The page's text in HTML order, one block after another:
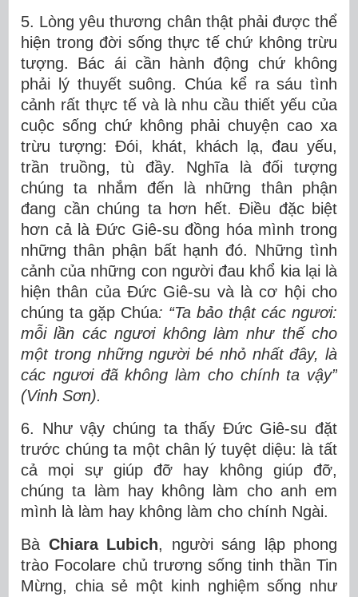
5. Lòng yêu thương chân thật phải được thể
hiện trong đời sống thực tế chứ không trừu
tượng. Bác ái cần hành động chứ không
phải lý thuyết suông. Chúa kể ra sáu tình
cảnh rất thực tế và là nhu cầu thiết yếu của
cuộc sống chứ không phải chuyện cao xa
trừu tượng: Đói, khát, khách lạ, đau yếu,
trần truồng, tù đầy. Nghĩa là đối tượng
chúng ta nhắm đến là những thân phận
đang cần chúng ta hơn hết. Điều đặc biệt
hơn cả là Đức Giê-su đồng hóa mình trong
những thân phận bất hạnh đó. Những tình
cảnh của những con người đau khổ kia lại là
hiện thân của Đức Giê-su và là cơ hội cho
chúng ta gặp Chúa: “Ta bảo thật các ngươi:
mỗi lần các ngươi không làm như thế cho
một trong những người bé nhỏ nhất đây, là
các ngươi đã không làm cho chính ta vậy”
(Vinh Sơn).
6. Như vậy chúng ta thấy Đức Giê-su đặt
trước chúng ta một chân lý tuyệt diệu: là tất
cả mọi sự giúp đỡ hay không giúp đỡ,
chúng ta làm hay không làm cho anh em
mình là làm hay không làm cho chính Ngài.
Bà Chiara Lubich, người sáng lập phong
trào Focolare chủ trương sống tinh thần Tin
Mừng, chia sẻ một kinh nghiệm sống như